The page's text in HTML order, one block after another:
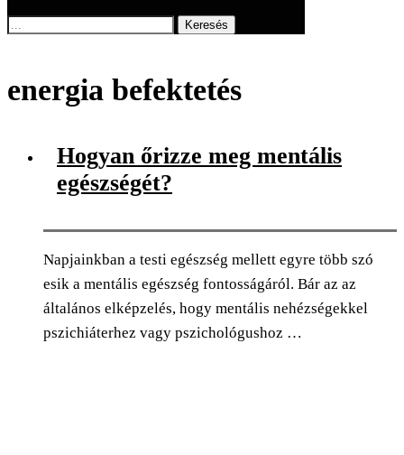
Keresés
energia befektetés
Hogyan őrizze meg mentális
egészségét?
Napjainkban a testi egészség mellett egyre több szó
esik a mentális egészség fontosságáról. Bár az az
általános elképzelés, hogy mentális nehézségekkel
pszichiáterhez vagy pszichológushoz …